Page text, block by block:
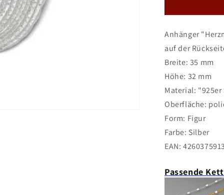
DUR
Anhänger
Silber
925
P3042
Anhänger
auf der
Breite: 35 mm
Höhe: 32 mm
Material: "925er
Oberfläche:
Form: Figur
Farbe: Silber
EAN:
Passende